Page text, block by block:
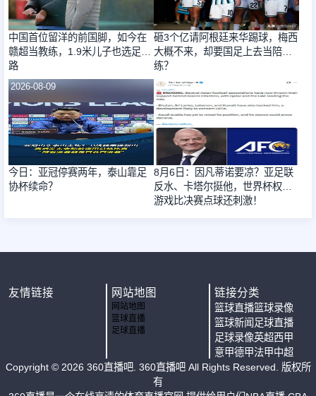
中国首位留洋的前国脚，如今在
赣超当教练，1.9米儿子也选足球
路
砸3个亿请阿根廷来华踢球，梅西
大概不来，却要国足上去当陪
练？
2026-08-09
今日：亚冠停赛两年，泰山靠足
协杯续命？
2026-08-09
8月6日：因凡蒂诺要凉？亚足联
反水、卡塔尔挺他，世界杯权力
游戏比决赛点球还刺激！
友情链接 网站地图
网站地图
篮球直播
足球直播
链接分类
篮球直播篮球录像
篮球新闻 足球直播
足球录像英超西甲
意甲德甲法甲中超
Copyright © 2026 360直播吧. 360直播吧 All Rights Reserved. 版权所
有